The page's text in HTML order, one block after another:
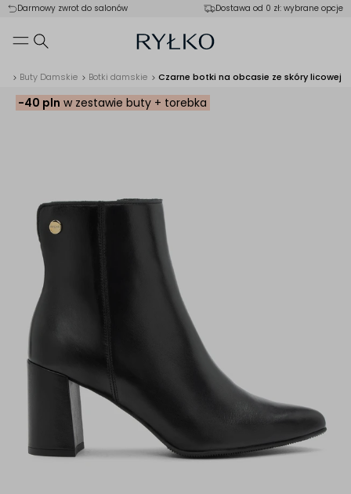
Darmowy zwrot do salonów Dostawa od 0 zł: wybrane opcje
Buty Damskie Botki damskie Czarne botki na obcasie ze skóry licowej
-40 pln w zestawie buty + torebka